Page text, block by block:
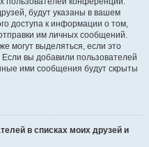
будут указаны в вашем
доступа к информации о том,
им личных сообщений.
могут выделяться, если это
вы добавили пользователей
ими сообщения будут скрыты
в списках моих друзей и